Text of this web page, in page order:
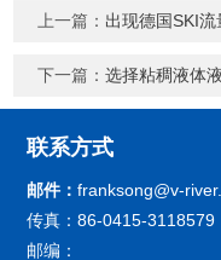
上一篇： 出现德国SKI
下一篇：选择粘稠液体
联系方式
邮件：franksong@v-
传真：86-0415-3118579
邮编：